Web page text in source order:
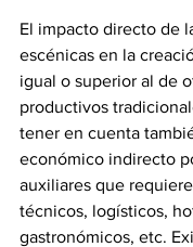
El impacto directo de
escénicas en la
igual o superior al de
productivos
tener en cuenta
económico indirecto
auxiliares que
técnicos, logísticos,
gastronómicos, etc.